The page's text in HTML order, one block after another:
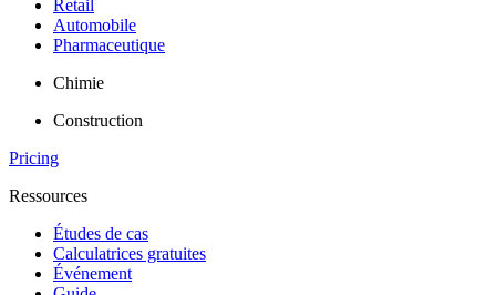
Retail
Automobile
Pharmaceutique
Chimie
Construction
Pricing
Ressources
Études de cas
Calculatrices gratuites
Événement